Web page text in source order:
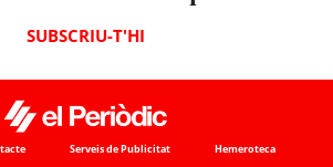
SUBSCRIU-T'HI
Serveis de Publicitat Hemeroteca